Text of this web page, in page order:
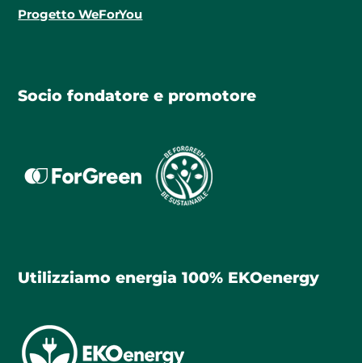
Progetto WeForYou
Socio fondatore e promotore
Utilizziamo energia 100% EKOenergy